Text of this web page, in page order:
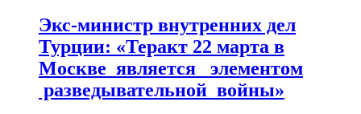
Экс-министр внутренних дел
Турции: «Теракт 22 марта в
Москве является элементом
разведывательной войны»